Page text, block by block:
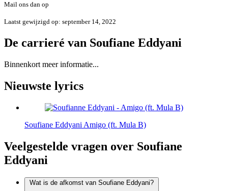
Mail ons dan op
Laatst gewijzigd op: september 14, 2022
De carrieré van Soufiane Eddyani
Binnenkort meer informatie...
Nieuwste lyrics
Soufiane Eddyani Amigo (ft. Mula B)
Veelgestelde vragen over Soufiane
Eddyani
Wat is de afkomst van Soufiane Eddyani?